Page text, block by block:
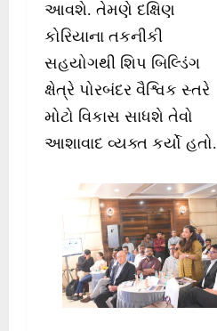
આવશે. તેમણે દક્ષિણ
કોરિયાના તકનીકી
સહયોગથી શિપ બિલ્ડિંગ
ક્ષેત્રે પોરબંદર વૈશ્વિક સ્તરે
મોટો વિકાસ સાધશે તેવો
આશાવાદ વ્યક્ત કર્યો હતો.